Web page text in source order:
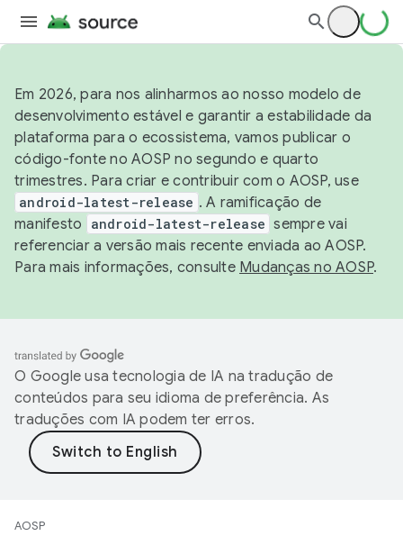
Em 2026, para nos alinharmos ao nosso modelo de
desenvolvimento estável e garantir a estabilidade da
plataforma para o ecossistema, vamos publicar o
código-fonte no AOSP no segundo e quarto
trimestres. Para criar e contribuir com o AOSP, use
android-latest-release . A ramificação de
manifesto
android-latest-release sempre vai
referenciar a versão mais recente enviada ao AOSP.
Para mais informações, consulte Mudanças no AOSP.
O Google usa tecnologia de IA na tradução de
conteúdos para seu idioma de preferência. As
traduções com IA podem ter erros.
AOSP